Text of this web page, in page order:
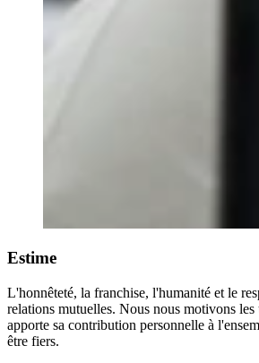
Estime
L'honnêteté, la franchise, l'humanité et le
relations mutuelles. Nous nous motivons les
apporte sa contribution personnelle à
être fiers.